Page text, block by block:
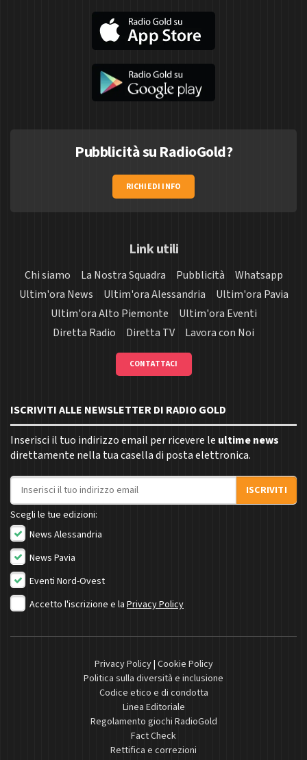
Pubblicità su RadioGold?
RICHIEDI INFO
Link utili
Chi siamo La Nostra Squadra Pubblicità
Whatsapp
Ultim'ora News
Ultim'ora Alessandria
Ultim'ora Pavia
Ultim'ora Alto Piemonte
Ultim'ora Eventi
Diretta Radio
Diretta TV Lavora con Noi
CONTATTACI
ISCRIVITI ALLE NEWSLETTER DI RADIO GOLD
Inserisci il tuo indirizzo email per ricevere le ultime news
direttamente nella tua casella di posta elettronica.
Indirizzo email
ISCRIVITI
Scegli le tue edizioni:
News Alessandria
News Pavia
Eventi Nord-Ovest
Accetto l'iscrizione e la Privacy Policy
Privacy Policy| Cookie Policy
Politica sulla diversità e inclusione
Codice etico e di condotta
Linea Editoriale
Regolamento giochi RadioGold
Fact Check
Rettifica e correzioni